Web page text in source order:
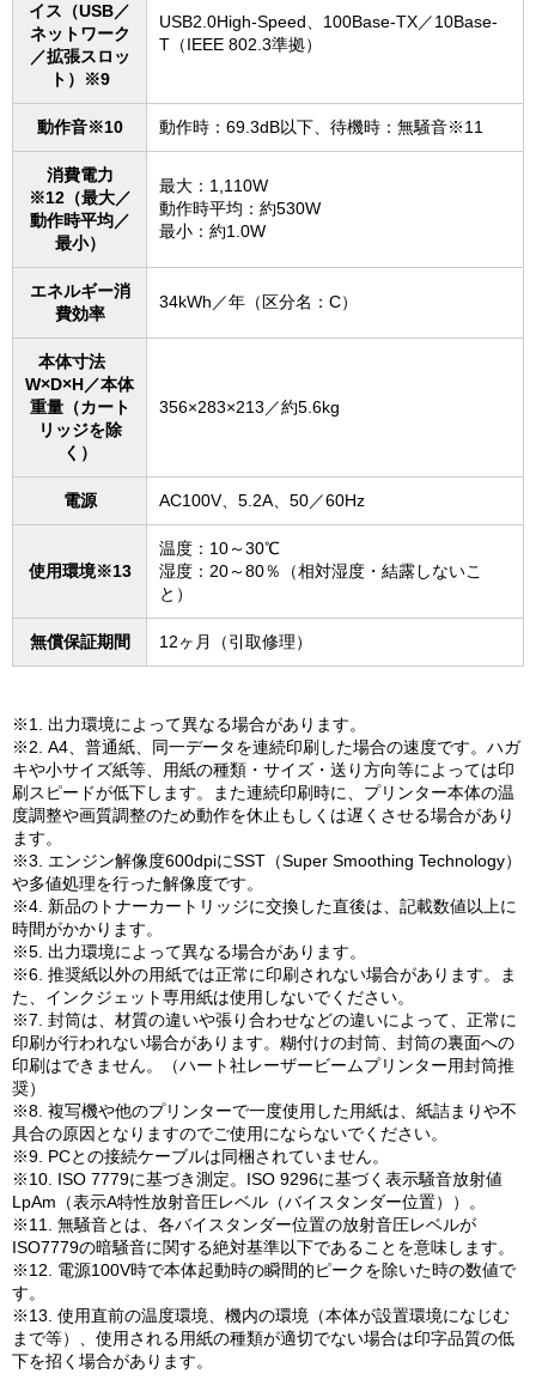
イス（USB／
ネットワーク
／拡張スロッ
ト）※9
USB2.0High-Speed、100Base-TX／10Base-
T（IEEE 802.3準拠）
動作音※10 動作時：69.3dB以下、待機時：無騒音※11
消費電力
※12（最大／
動作時平均／
最小）
最大：1,110W
動作時平均：約530W
最小：約1.0W
エネルギー消
費効率
34kWh／年（区分名：C）
本体寸法
W×D×H／本体
重量（カート
リッジを除
く）
356×283×213／約5.6kg
電源 AC100V、5.2A、50／60Hz
使用環境※13
温度：10～30℃
湿度：20～80％（相対湿度・結露しないこ
と）
無償保証期間 12ヶ月（引取修理）
※1. 出力環境によって異なる場合があります。
※2. A4、普通紙、同一データを連続印刷した場合の速度です。ハガ
キや小サイズ紙等、用紙の種類・サイズ・送り方向等によっては印
刷スピードが低下します。また連続印刷時に、プリンター本体の温
度調整や画質調整のため動作を休止もしくは遅くさせる場合があり
ます。
※3. エンジン解像度600dpiにSST（Super Smoothing Technology）
や多値処理を行った解像度です。
※4. 新品のトナーカートリッジに交換した直後は、記載数値以上に
時間がかかります。
※5. 出力環境によって異なる場合があります。
※6. 推奨紙以外の用紙では正常に印刷されない場合があります。ま
た、インクジェット専用紙は使用しないでください。
※7. 封筒は、材質の違いや張り合わせなどの違いによって、正常に
印刷が行われない場合があります。糊付けの封筒、封筒の裏面への
印刷はできません。（ハート社レーザービームプリンター用封筒推
奨）
※8. 複写機や他のプリンターで一度使用した用紙は、紙詰まりや不
具合の原因となりますのでご使用にならないでください。
※9. PCとの接続ケーブルは同梱されていません。
※10. ISO 7779に基づき測定。ISO 9296に基づく表示騒音放射値
LpAm（表示A特性放射音圧レベル（バイスタンダー位置））。
※11. 無騒音とは、各バイスタンダー位置の放射音圧レベルが
ISO7779の暗騒音に関する絶対基準以下であることを意味します。
※12. 電源100V時で本体起動時の瞬間的ピークを除いた時の数値で
す。
※13. 使用直前の温度環境、機内の環境（本体が設置環境になじむ
まで等）、使用される用紙の種類が適切でない場合は印字品質の低
下を招く場合があります。